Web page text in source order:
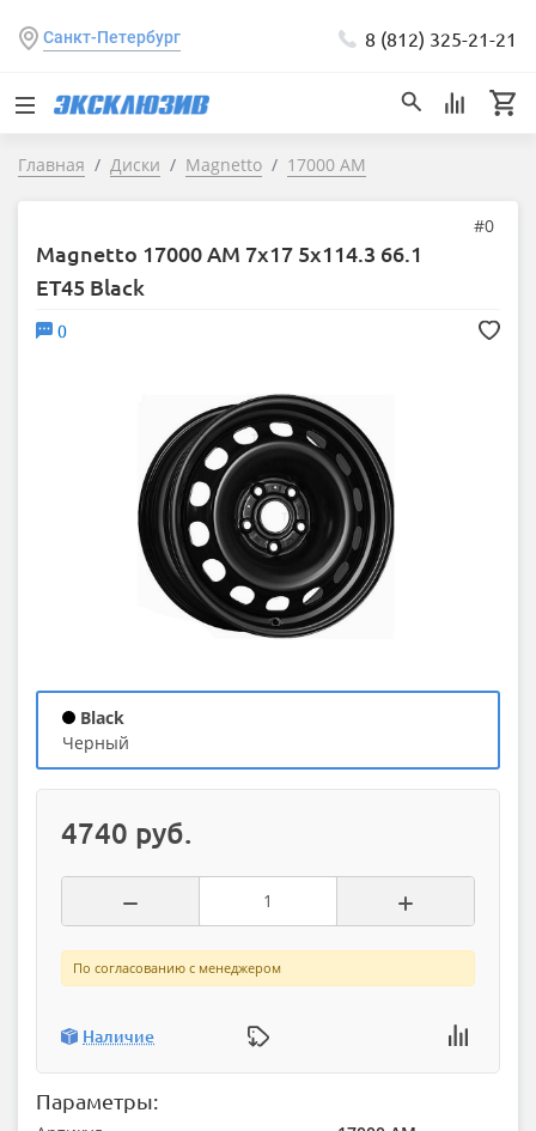
Санкт-Петербург 8 (812) 325-21-21
Главная Диски Magnetto 17000 AM
#0
Black
черный
Magnetto 17000 AM 7x17 5x114.3 66.1
ET45 Black
0
4740 руб.
По согласованию с менеджером
Наличие
Параметры: